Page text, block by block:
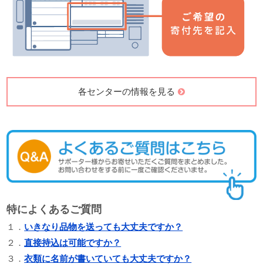
各センターの情報を見る
特によくあるご質問
１． いきなり品物を送っても大丈夫ですか？
２．直接持込は可能ですか？
３．衣類に名前が書いていても大丈夫ですか？